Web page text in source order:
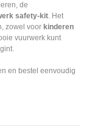
de
safety-kit. Het
zowel voor kinderen
vuurwerk kunt
en bestel eenvoudig